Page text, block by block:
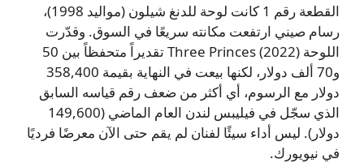
القطعة رقم 1 كانت لوحة للدنغ شيلون (مواليد 1998)،
رسام صيني ارتفعت مكانته سريعًا في السوق. وقدّرت
اللوحة Three Princes (2022) تقديراً متحفظاً بين 50
و70 ألف دولار، لكنها بيعت في النهاية بقيمة 358,400
دولار مع الرسوم، أي أكثر من ضعف رقم قياسه السابق
الذي سجّل في فيليبس لندن العام الماضي (149,600
دولار). ليس أداء سيئًا لفنان لم يقم حتى الآن معرضًا فرديًا
في نيويورك.